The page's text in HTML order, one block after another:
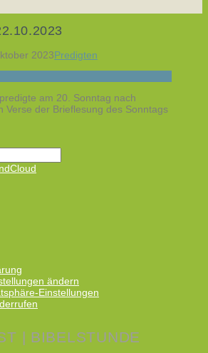
2023Predigten
am 20. Sonntag nach
Verse der Brieflesung des Sonntags
ändern
Einstellungen
| BIBELSTUNDE